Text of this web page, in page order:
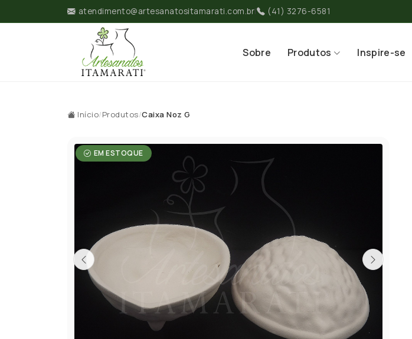
atendimento@artesanatositamarati.com.br| (41) 3276-6581
Sobre Produtos Inspire-se
Início/Produtos/Caixa Noz G
EM ESTOQUE